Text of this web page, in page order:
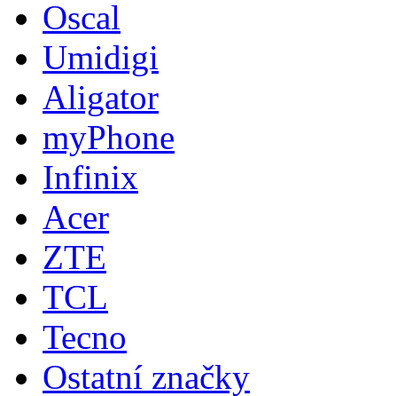
Oscal
Umidigi
Aligator
myPhone
Infinix
Acer
ZTE
TCL
Tecno
Ostatní značky